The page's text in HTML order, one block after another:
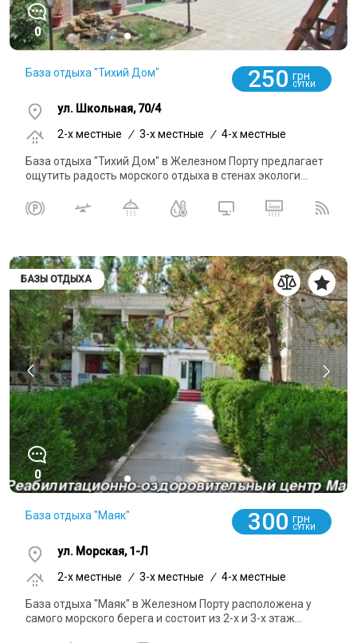
0
База отдыха "Тихий Дом" 250 грн
СУТКИ
ул. Школьная, 70/4
2-x местные / 3-x местные / 4-x местные
База отдыха "Тихий Дом" в Железном Порту предлагает
ощутить радость морского отдыха в стенах экологи...
БАЗЫ ОТДЫХА
0
База отдыха "Маяк" 300 грн
СУТКИ
ул. Морская, 1-Л
2-x местные
/ 3-x местные / 4-x местные
База отдыха "Маяк" в Железном Порту расположена у
самого морского берега и состоит из 2-х и 3-х этаж...